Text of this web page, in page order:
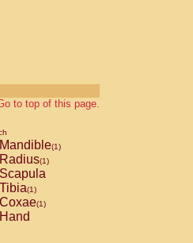
to top of this page.
Mandible(1)
Radius(1)
Scapula
Tibia(1)
Coxae(1)
Hand